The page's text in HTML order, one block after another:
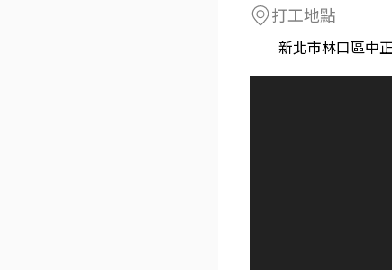
打工地點
新北市林口區中